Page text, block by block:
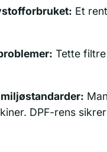
Et
Tette
DPF-rens